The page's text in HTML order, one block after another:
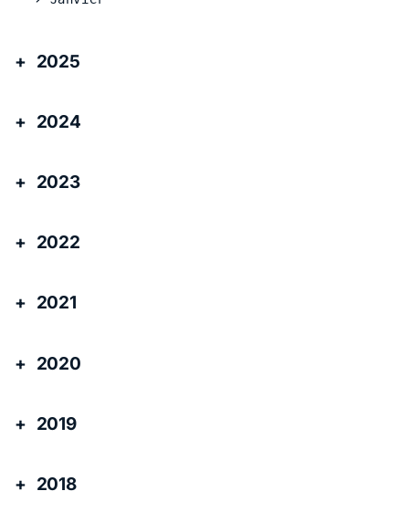
2025
2024
2023
2022
2021
2020
2019
2018